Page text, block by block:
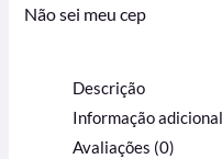
Não sei meu cep
Descrição
Informação adicional
Avaliações (0)